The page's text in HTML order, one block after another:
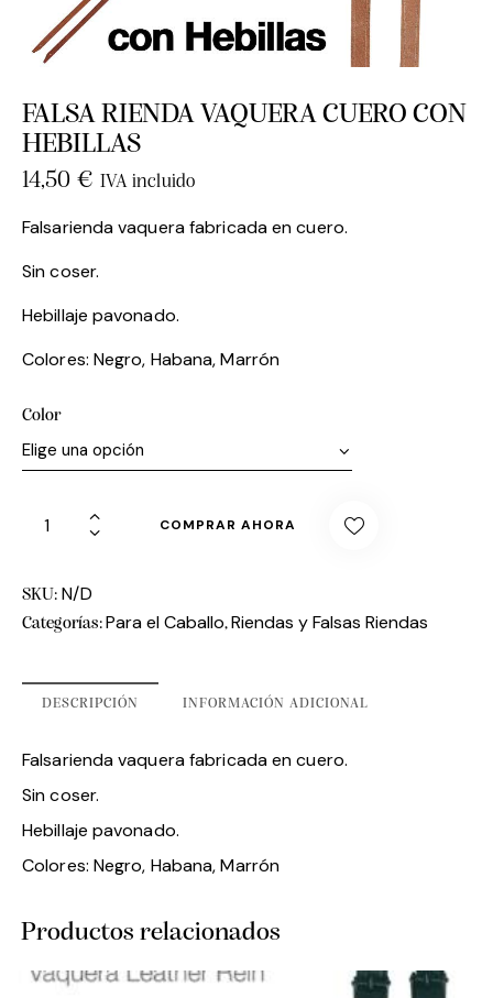
FALSA RIENDA VAQUERA CUERO CON
HEBILLAS
14,50 € IVA incluido
Falsarienda vaquera fabricada en cuero.
Sin coser.
Hebillaje pavonado.
Colores: Negro, Habana, Marrón
Color
COMPRAR AHORA
SKU: N/D
Categorías: Para el Caballo, Riendas y Falsas Riendas
DESCRIPCIÓN INFORMACIÓN ADICIONAL
Falsarienda vaquera fabricada en cuero.
Sin coser.
Hebillaje pavonado.
Colores: Negro, Habana, Marrón
Productos relacionados